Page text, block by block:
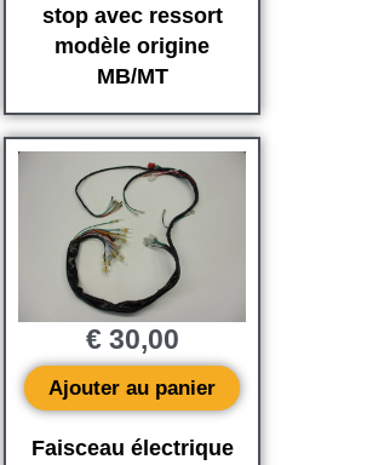
stop avec ressort
modèle origine
MB/MT
Faisceau électrique
€30,00
Ajouter au panier